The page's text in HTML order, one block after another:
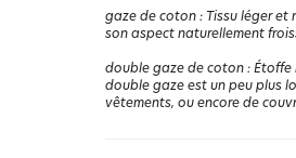
gaze de coton : Tissu léger et
son aspect naturellement
double gaze de coton : Étoffe
double gaze est un peu plus
vêtements, ou encore de